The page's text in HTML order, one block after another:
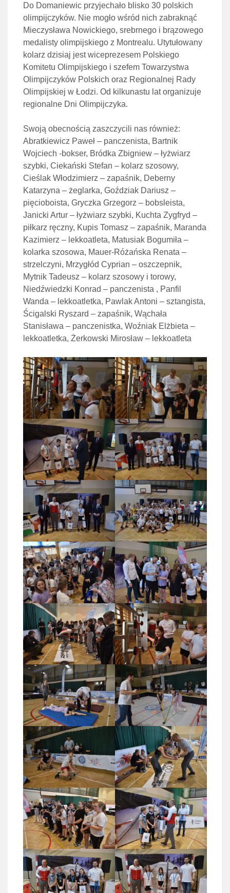
Do Domaniewic przyjechało blisko 30 polskich
olimpijczyków. Nie mogło wśród nich zabraknąć
Mieczysława Nowickiego, srebrnego i brązowego
medalisty olimpijskiego z Montrealu. Utytułowany
kolarz dzisiaj jest wiceprezesem Polskiego
Komitetu Olimpijskiego i szefem Towarzystwa
Olimpijczyków Polskich oraz Regionalnej Rady
Olimpijskiej w Łodzi. Od kilkunastu lat organizuje
regionalne Dni Olimpijczyka.
Swoją obecnością zaszczycili nas również:
Abratkiewicz Paweł – panczenista, Bartnik
Wojciech -bokser, Bródka Zbigniew – łyżwiarz
szybki, Ciekański Stefan – kolarz szosowy,
Cieślak Włodzimierz – zapaśnik, Deberny
Katarzyna – żeglarka, Goździak Dariusz –
pięcioboista, Gryczka Grzegorz – bobsleista,
Janicki Artur – łyżwiarz szybki, Kuchta Zygfryd –
piłkarz ręczny, Kupis Tomasz – zapaśnik, Maranda
Kazimierz – lekkoatleta, Matusiak Bogumiła –
kolarka szosowa, Mauer-Różańska Renata –
strzelczyni, Mrzygłód Cyprian – oszczepnik,
Mytnik Tadeusz – kolarz szosowy i torowy,
Niedźwiedzki Konrad – panczenista , Panfil
Wanda – lekkoatletka, Pawlak Antoni – sztangista,
Ścigalski Ryszard – zapaśnik, Wąchała
Stanisława – panczenistka, Woźniak Elżbieta –
lekkoatletka, Żerkowski Mirosław – lekkoatleta